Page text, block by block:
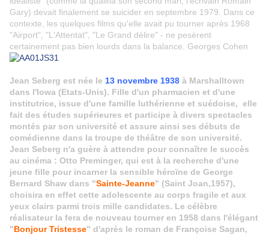
Gary) devait finalement se suicider en septembre 1979. Dans ce
contexte, les quelques films qu'elle avait pu tourner après 1968
"Airport", "L'Attentat", "Le Grand délire" - ne pesèrent
certainement pas bien lourds dans la balance. Georges Cohen
Jean Seberg est née le 13 novembre 1938 à Marshalltown
dans l'Iowa (Etats-Unis). Fille d'un pharmacien et d'une
institutrice, issue d'une famille luthérienne et suédoise, elle
fait des études supérieures et participe à divers spectacles
montés par son université et assure ainsi ses débuts de
comédienne dans la troupe de théâtre de son université.
Jean Seberg n'a guère à attendre pour connaître le succès
au cinéma : Otto Preminger, qui est à la recherche d'une
jeune fille pour incarner la sensible héroïne de George
Bernard Shaw dans "Sainte-Jeanne" (Saint Joan,1957),
choisira en effet cette adolescente au corps fragile et aux
yeux clairs parmi trois mille candidates. Le célèbre
réalisateur la fera de nouveau tourner en 1958 dans l'élégant
"Bonjour Tristesse" d'après le roman de Françoise Sagan,